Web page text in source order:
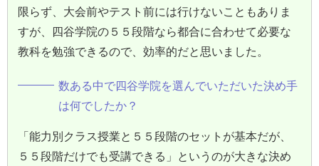
限らず、大会前やテスト前には行けないこともありま
すが、四谷学院の５５段階なら都合に合わせて必要な
教科を勉強できるので、効率的だと思いました。
数ある中で四谷学院を選んでいただいた決め手
は何でしたか？
「能力別クラス授業と５５段階のセットが基本だが、
５５段階だけでも受講できる」というのが大きな決め